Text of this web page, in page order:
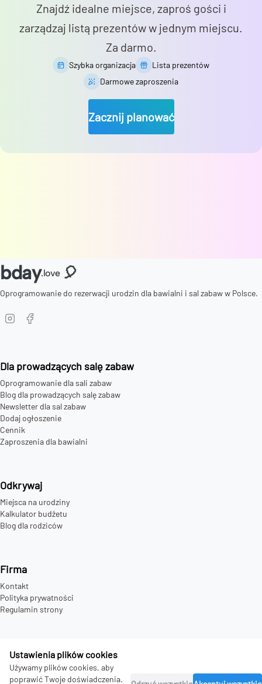
Ustawienia plików cookies
Używamy plików cookies, aby
poprawić Twoje doświadczenia.
Znajdź idealne miejsce, zaproś gości i
zarządzaj listą prezentów w jednym miejscu.
Za darmo.
Szybka organizacja
Lista prezentów
Darmowe zaproszenia
Zacznij planować
bday.love 🎈
Oprogramowanie do rezerwacji urodzin dla bawialni i sal zabaw w Polsce.
Dla prowadzących salę zabaw
Oprogramowanie dla sali zabaw
Blog dla prowadzących salę zabaw
Newsletter dla sal zabaw
Dodaj ogłoszenie
Cennik
Zaproszenia dla bawialni
Odkrywaj
Miejsca na urodziny
Kalkulator budżetu
Blog dla rodziców
Firma
Kontakt
Polityka prywatności
Regulamin strony
2026bday.love - all rights reserved.